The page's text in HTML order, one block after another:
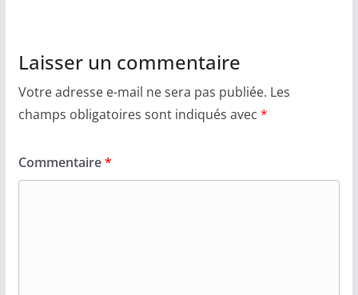
Laisser un commentaire
Votre adresse e-mail ne sera pas publiée. Les
champs obligatoires sont indiqués avec *
Commentaire*